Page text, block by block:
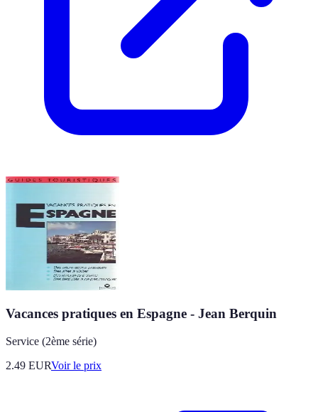
Vacances pratiques en Espagne - Jean Berquin
Service (2ème série)
2.49 EURVoir le prix